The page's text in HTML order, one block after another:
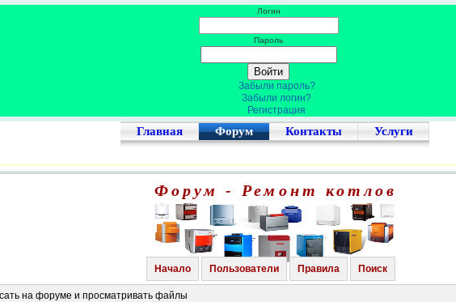
Логин
Пароль
Забыли пароль?
Забыли логин?
Регистрация
Главная Форум Контакты Услуги
Форум - Ремонт котлов
Начало Пользователи Правила Поиск
на форуме и просматривать файлы